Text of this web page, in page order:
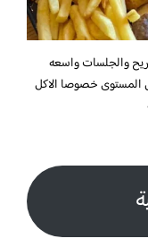
والجلسات واسعه
المستوى خصوصا الاكل